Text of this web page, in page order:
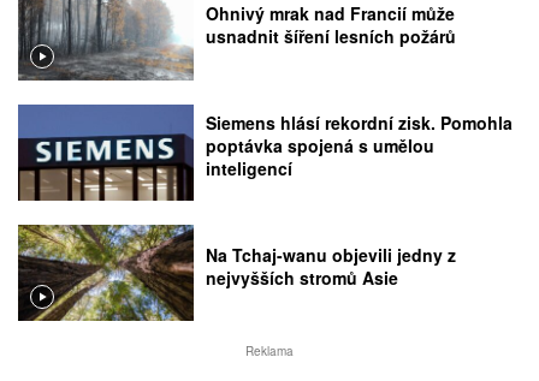
Ohnivý mrak nad Francií může
usnadnit šíření lesních požárů
Siemens hlásí rekordní zisk. Pomohla
poptávka spojená s umělou
inteligencí
Na Tchaj-wanu objevili jedny z
nejvyšších stromů Asie
Reklama